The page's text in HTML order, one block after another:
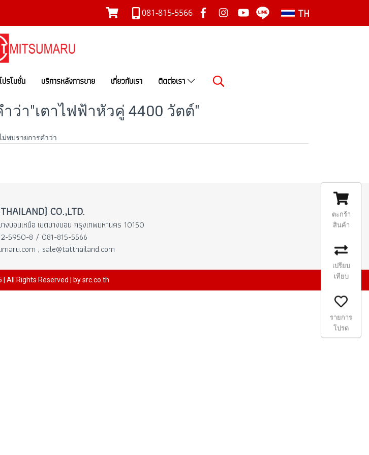
081-815-5566 TH
ปรโมชั่น บริการหลังการขาย เกี่ยวกับเรา ติดต่อเรา
ว่า"เตาไฟฟ้าหัวคู่ 4400 วัตต์"
ม่พบรายการคำว่า
CO.,LTD.
งบอนเหนือ เขตบางบอน กรุงเทพมหานคร 10150
5950-8 / 081-815-5566
, sale@tatthailand.com
All Rights Reserved | by src.co.th
ตะกร้า
สินค้า
เปรียบ
เทียบ
รายการ
โปรด